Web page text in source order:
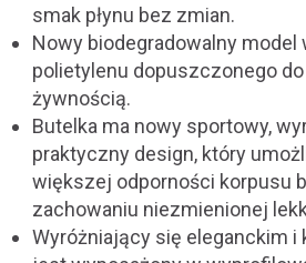
smak płynu bez zmian.
Nowy biodegradowalny model
polietylenu dopuszczonego
żywnością.
Butelka ma nowy sportowy,
praktyczny design, który
większej odporności korpusu
zachowaniu niezmienionej
Wyróżniający się eleganckim